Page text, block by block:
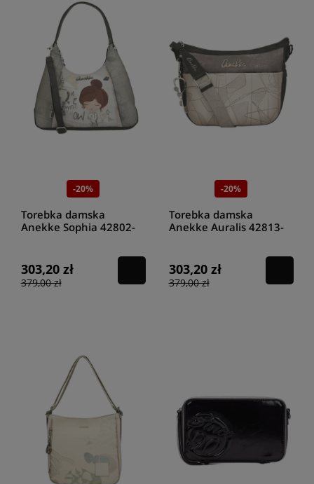
-20%
Torebka damska
Anekke Sophia 42802-
303,20 zł
379,00 zł
-20%
Torebka damska
Anekke Auralis 42813-
303,20 zł
379,00 zł